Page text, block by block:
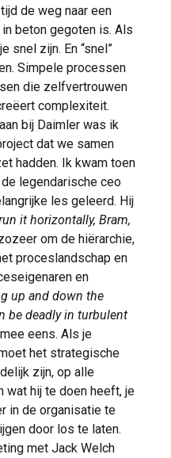
de weg naar een
beton gegoten is. Als
snel zijn. En “snel”
Simpele processen
die zelfvertrouwen
complexiteit.
bij Daimler was ik
dat we samen
hadden. Ik kwam toen
legendarische ceo
les geleerd. Hij
it horizontally, Bram,
om de hiërarchie,
proceslandschap en
en
up and down the
be deadly in turbulent
eens. Als je
het strategische
zijn, op alle
wat hij te doen heeft, je
in de organisatie te
door los te laten.
met Jack Welch